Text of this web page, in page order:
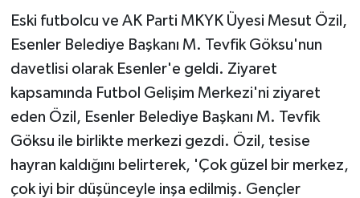
Eski futbolcu ve AK Parti MKYK Üyesi Mesut Özil,
Esenler Belediye Başkanı M. Tevfik Göksu'nun
davetlisi olarak Esenler'e geldi. Ziyaret
kapsamında Futbol Gelişim Merkezi'ni ziyaret
eden Özil, Esenler Belediye Başkanı M. Tevfik
Göksu ile birlikte merkezi gezdi. Özil, tesise
hayran kaldığını belirterek, 'Çok güzel bir merkez,
çok iyi bir düşünceyle inşa edilmiş. Gençler
Son Dakika
Yaşam
Yerel
AboneHaber Özel